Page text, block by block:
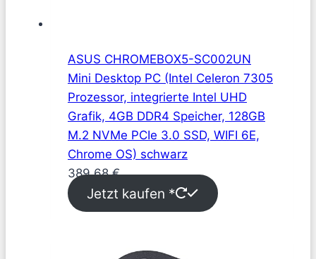
ASUS CHROMEBOX5-SC002UN
Mini Desktop PC (Intel Celeron 7305
Prozessor, integrierte Intel UHD
Grafik, 4GB DDR4 Speicher, 128GB
M.2 NVMe PCIe 3.0 SSD, WIFI 6E,
Chrome OS) schwarz
389,68€
Jetzt kaufen *